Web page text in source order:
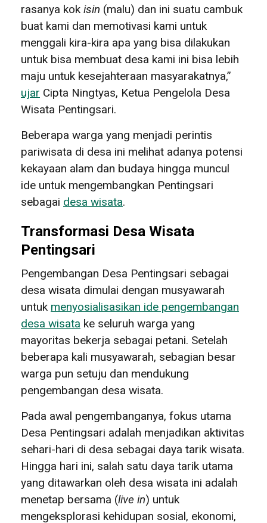
rasanya kok isin (malu) dan ini suatu cambuk
buat kami dan memotivasi kami untuk
menggali kira-kira apa yang bisa dilakukan
untuk bisa membuat desa kami ini bisa lebih
maju untuk kesejahteraan masyarakatnya,”
ujar Cipta Ningtyas, Ketua Pengelola Desa
Wisata Pentingsari.
Beberapa warga yang menjadi perintis
pariwisata di desa ini melihat adanya potensi
kekayaan alam dan budaya hingga muncul
ide untuk mengembangkan Pentingsari
sebagai desa wisata.
Transformasi Desa Wisata
Pentingsari
Pengembangan Desa Pentingsari sebagai
desa wisata dimulai dengan musyawarah
untuk menyosialisasikan ide pengembangan
desa wisata ke seluruh warga yang
mayoritas bekerja sebagai petani. Setelah
beberapa kali musyawarah, sebagian besar
warga pun setuju dan mendukung
pengembangan desa wisata.
Pada awal pengembanganya, fokus utama
Desa Pentingsari adalah menjadikan aktivitas
sehari-hari di desa sebagai daya tarik wisata.
Hingga hari ini, salah satu daya tarik utama
yang ditawarkan oleh desa wisata ini adalah
menetap bersama (live in) untuk
mengeksplorasi kehidupan sosial, ekonomi,